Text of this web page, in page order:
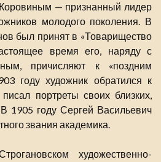
— признанный лидер
молодого поколения. В
был принят в «Товарищество
время его, наряду с
причисляют к «поздним
году художник обратился к
портреты своих близких,
1905 году Сергей Васильевич
звания академика.
художественно-